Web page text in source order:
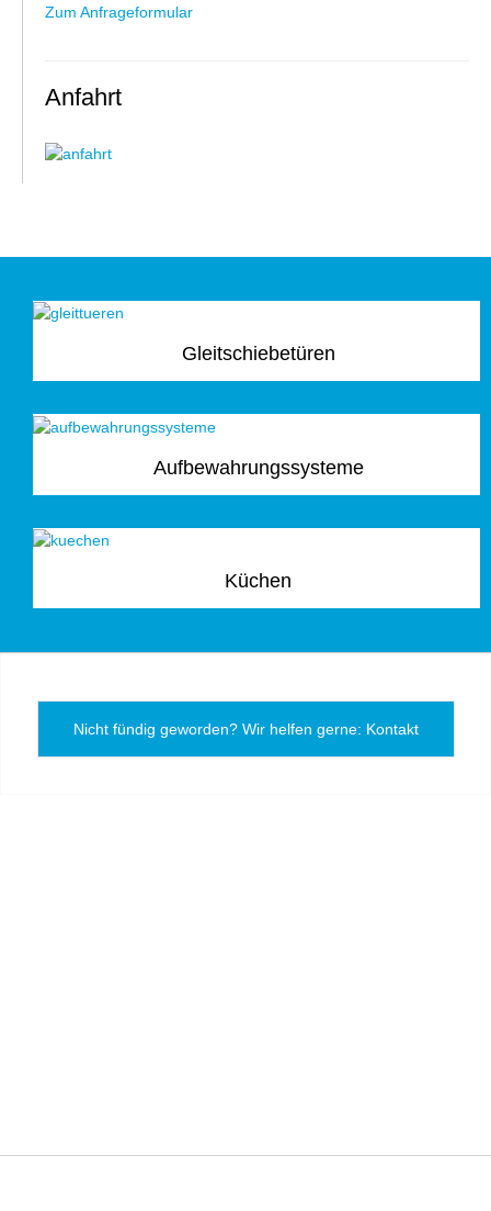
Zum Anfrageformular
Anfahrt
Gleitschiebetüren
Aufbewahrungssysteme
Küchen
Nicht fündig geworden? Wir helfen gerne: Kontakt